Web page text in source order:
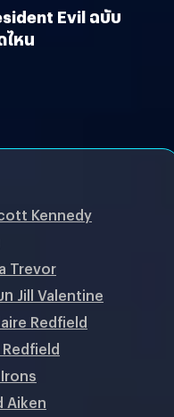
Evil ฉบับ
ไหน
Kennedy
Trevor
Jill Valentine
Redfield
Aiken